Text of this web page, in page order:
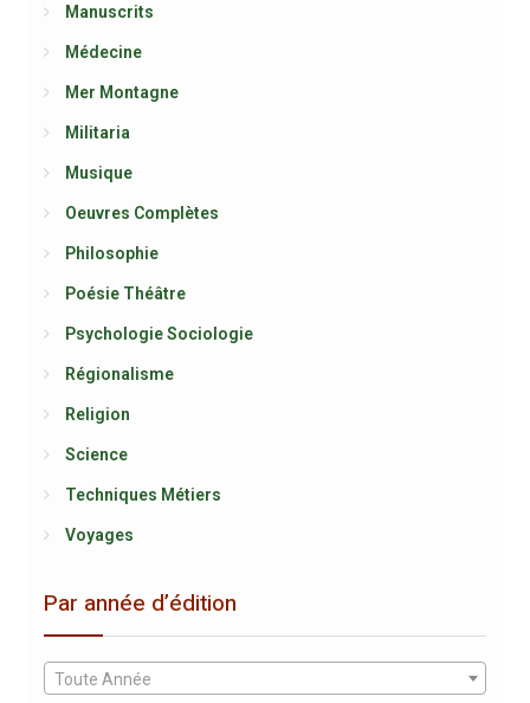
Manuscrits
Médecine
Mer Montagne
Militaria
Musique
Oeuvres Complètes
Philosophie
Poésie Théâtre
Psychologie Sociologie
Régionalisme
Religion
Science
Techniques Métiers
Voyages
Par année d’édition
Toute Année